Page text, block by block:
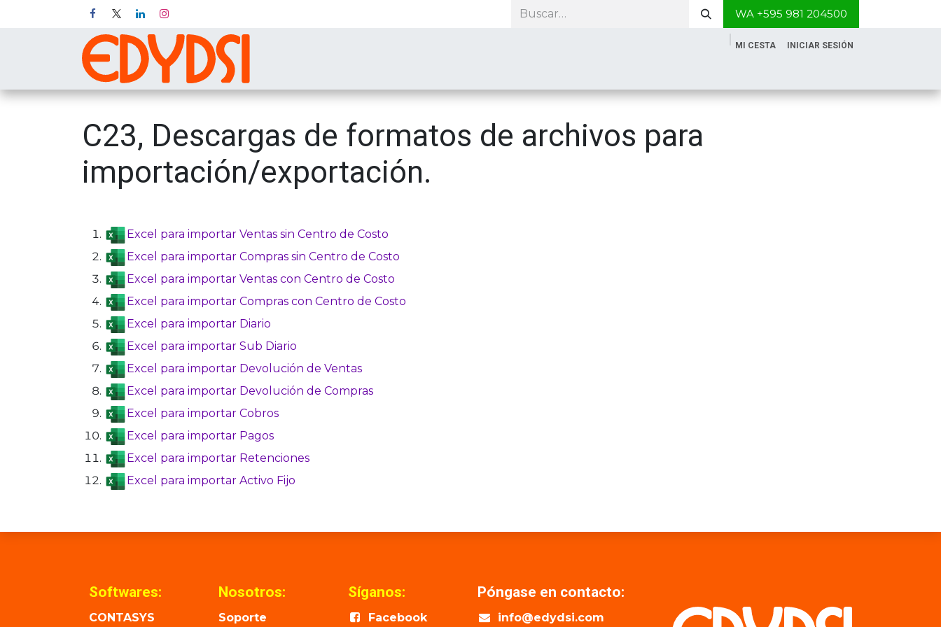
WA +595 981 204500
MI CESTA INICIAR SESIÓN
C23, Descargas de formatos de archivos para
importación/exportación.
Excel para importar Ventas sin Centro de Costo
Excel para importar Compras sin Centro de Costo
Excel para importar Ventas con Centro de Costo
Excel para importar Compras con Centro de Costo
Excel para importar Diario
Excel para importar Sub Diario
Excel para importar Devolución de Ventas
Excel para importar Devolución de Compras
Excel para importar Cobros
Excel para importar Pagos
Excel para importar Retenciones
Excel para importar Activo Fijo
Softwares:
CONTASYS
Nosotros:
Soporte
Síganos:
Facebook
Póngase en contacto:
info@edydsi.com